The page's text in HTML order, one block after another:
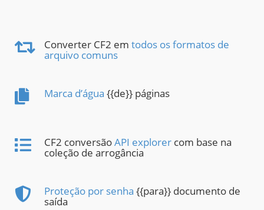
Converter CF2 em todos os formatos de
arquivo comuns
Marca d’água {{de}} páginas
CF2 conversãoAPI explorer com base na
coleção de arrogância
Proteção por senha {{para}} documento de
saída